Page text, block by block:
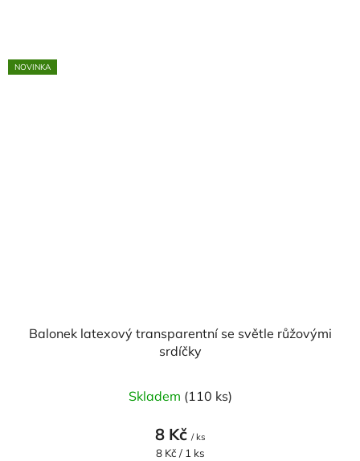
NOVINKA
Balonek latexový transparentní se světle růžovými
srdíčky
Skladem (110 ks)
8 Kč / ks
Měrná
8 Kč / 1 ks